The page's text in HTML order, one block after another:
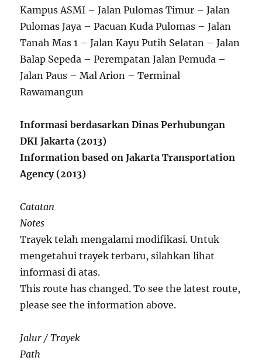
Kampus ASMI – Jalan Pulomas Timur – Jalan
Pulomas Jaya – Pacuan Kuda Pulomas – Jalan
Tanah Mas 1 – Jalan Kayu Putih Selatan – Jalan
Balap Sepeda – Perempatan Jalan Pemuda –
Jalan Paus – Mal Arion – Terminal
Rawamangun
Informasi berdasarkan Dinas Perhubungan
DKI Jakarta (2013)
Information based on Jakarta Transportation
Agency (2013)
Catatan
Notes
Trayek telah mengalami modifikasi. Untuk
mengetahui trayek terbaru, silahkan lihat
informasi di atas.
This route has changed. To see the latest route,
please see the information above.
Jalur / Trayek
Path